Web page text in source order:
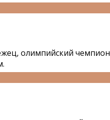
олимпийский чемпион